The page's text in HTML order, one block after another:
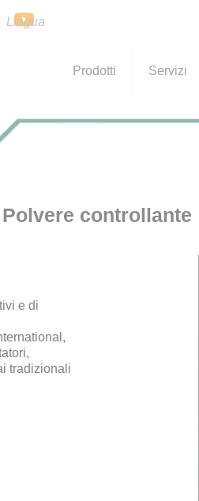
Prodotti Servizi
Lingua
Polvere controllante
e di
tradizionali